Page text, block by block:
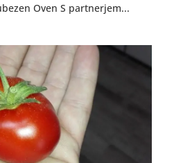
Oven S partnerjem...